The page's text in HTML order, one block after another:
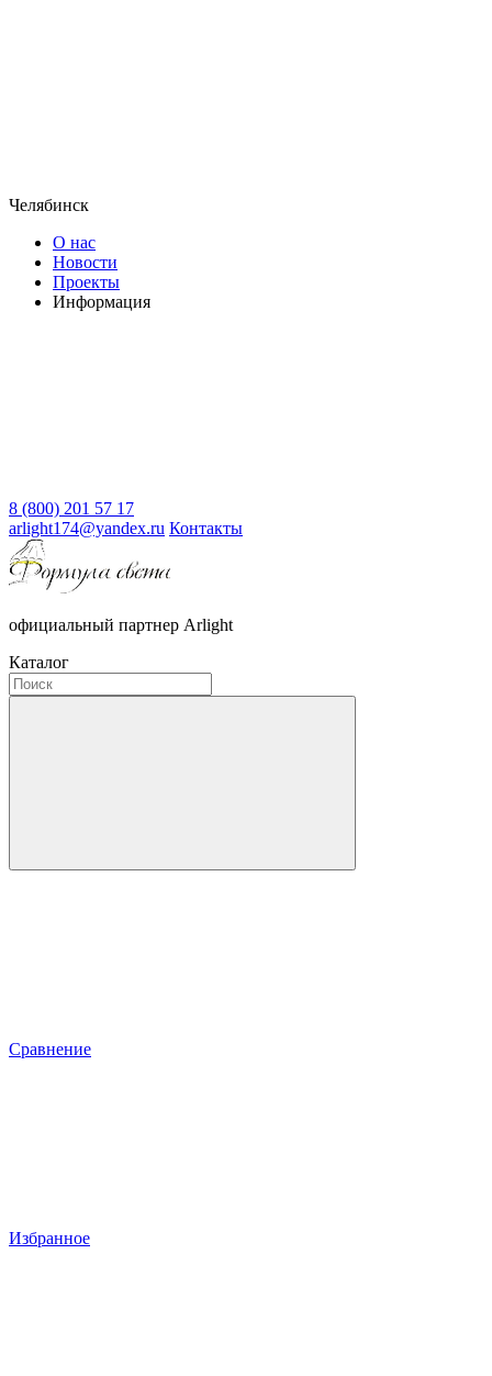
Челябинск
О нас
Новости
Проекты
Информация
8 (800) 201 57 17
arlight174@yandex.ru Контакты
официальный партнер Arlight
Каталог
Сравнение
Избранное